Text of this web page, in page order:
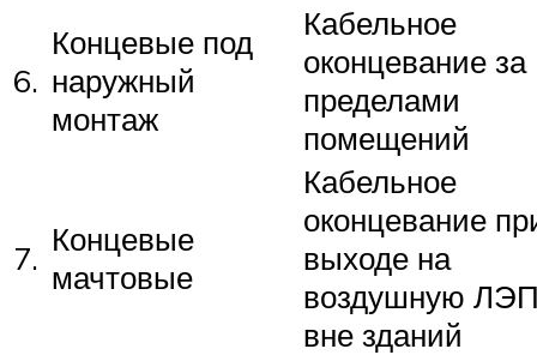
6.
Концевые под
наружный
монтаж
Кабельное
оконцевание за
пределами
помещений
7. Концевые
мачтовые
Кабельное
оконцевание
выходе на
воздушную
вне зданий